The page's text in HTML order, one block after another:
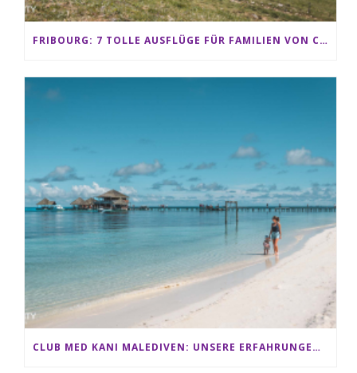
FRIBOURG: 7 TOLLE AUSFLÜGE FÜR FAMILIEN VON CHARMEY BIS LES PACCOTS
CLUB MED KANI MALEDIVEN: UNSERE ERFAHRUNGEN IM ALL-INCLUSIVE PARADIES